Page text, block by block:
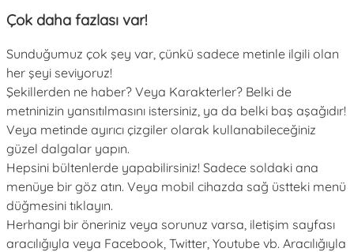
Çok daha fazlası var!
Sunduğumuz çok şey var, çünkü sadece metinle ilgili olan
her şeyi seviyoruz!
Şekillerden ne haber? Veya Karakterler? Belki de
metninizin yansıtılmasını istersiniz, ya da belki baş aşağıdır!
Veya metinde ayırıcı çizgiler olarak kullanabileceğiniz
güzel dalgalar yapın.
Hepsini bültenlerde yapabilirsiniz! Sadece soldaki ana
menüye bir göz atın. Veya mobil cihazda sağ üstteki menü
düğmesini tıklayın.
Herhangi bir öneriniz veya sorunuz varsa, iletişim sayfası
aracılığıyla veya Facebook, Twitter, Youtube vb. Aracılığıyla